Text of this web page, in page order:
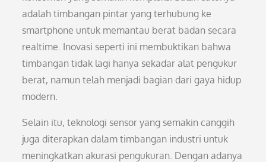
adalah timbangan pintar yang terhubung ke
smartphone untuk memantau berat badan secara
realtime. Inovasi seperti ini membuktikan bahwa
timbangan tidak lagi hanya sekadar alat pengukur
berat, namun telah menjadi bagian dari gaya hidup
modern.
Selain itu, teknologi sensor yang semakin canggih
juga diterapkan dalam timbangan industri untuk
meningkatkan akurasi pengukuran. Dengan adanya